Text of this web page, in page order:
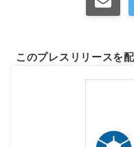
このプレスリリースを